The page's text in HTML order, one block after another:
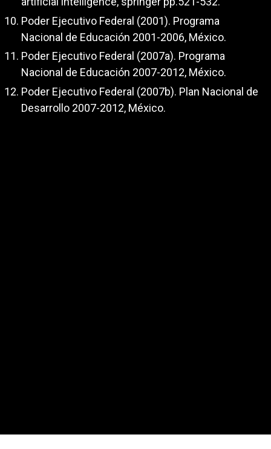
Poder Ejecutivo Federal (2001). Programa
Nacional de Educación 2001-2006, México.
Poder Ejecutivo Federal (2007a). Programa
Nacional de Educación 2007-2012, México.
Poder Ejecutivo Federal (2007b). Plan Nacional de
Desarrollo 2007-2012, México.